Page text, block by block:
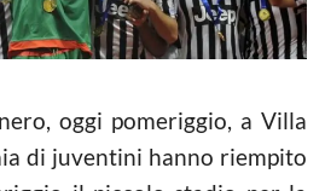
oggi pomeriggio, a Villa
di juventini hanno riempito